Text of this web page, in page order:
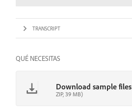
TRANSCRIPT
QUÉ NECESITAS
Download sample files
ZIP, 39 MB)